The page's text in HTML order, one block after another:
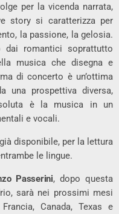
per la vicenda narrata,
story si caratterizza per
la passione, la gelosia.
dai romantici soprattutto
musica che disegna e
di concerto è un’ottima
una prospettiva diversa,
è la musica in un
e vocali.
disponibile, per la lettura
le lingue.
Passerini, dopo questa
sarà nei prossimi mesi
Canada, Texas e